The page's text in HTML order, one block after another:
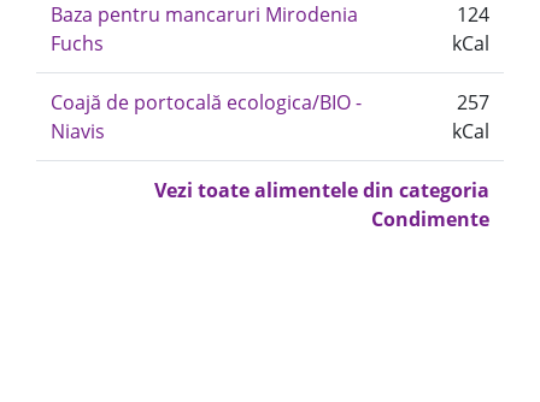
Baza pentru mancaruri Mirodenia
Fuchs
124
kCal
Coajă de portocală ecologica/BIO -
Niavis
257
kCal
Vezi toate alimentele din categoria
Condimente